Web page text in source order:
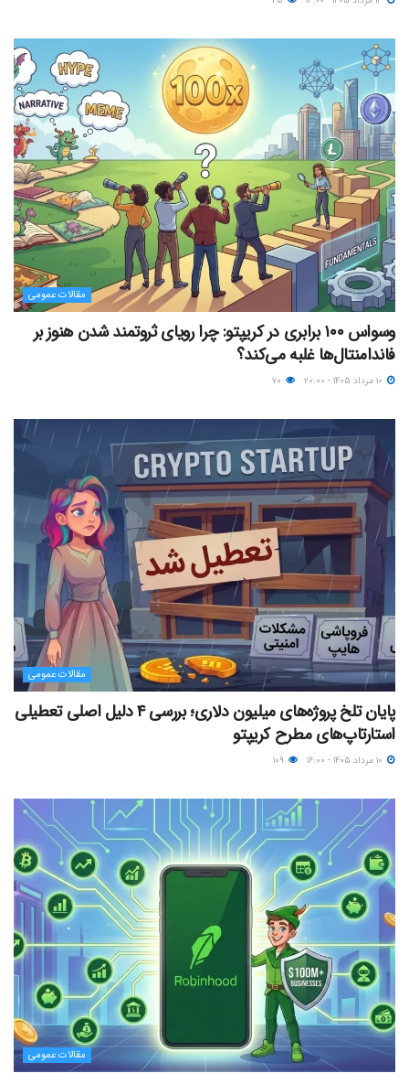
مقالات عمومی
وسواس ۱۰۰ برابری در کریپتو: چرا رویای ثروتمند شدن هنوز بر
فاندامنتال‌ها غلبه می‌کند؟
مقالات عمومی
پایان تلخ پروژه‌های میلیون دلاری؛ بررسی ۴ دلیل اصلی تعطیلی
استارتاپ‌های مطرح کریپتو
مقالات عمومی